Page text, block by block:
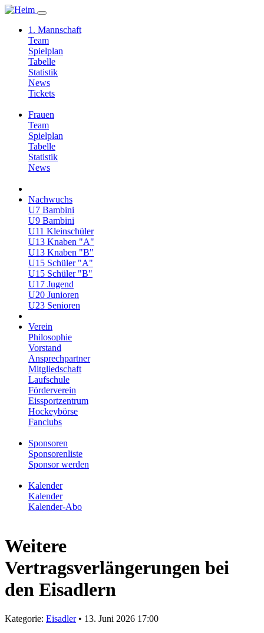
1. Mannschaft
Team
Spielplan
Tabelle
Statistik
News
Tickets
Frauen
Team
Spielplan
Tabelle
Statistik
News
Nachwuchs
U7 Bambini
U9 Bambini
U11 Kleinschüler
U13 Knaben "A"
U13 Knaben "B"
U15 Schüler "A"
U15 Schüler "B"
U17 Jugend
U20 Junioren
U23 Senioren
Verein
Philosophie
Vorstand
Ansprechpartner
Mitgliedschaft
Laufschule
Förderverein
Eissportzentrum
Hockeybörse
Fanclubs
Sponsoren
Sponsorenliste
Sponsor werden
Kalender
Kalender
Kalender-Abo
Weitere
Vertragsverlängerungen bei
den Eisadlern
Kategorie: Eisadler• 13. Juni 2026 17:00